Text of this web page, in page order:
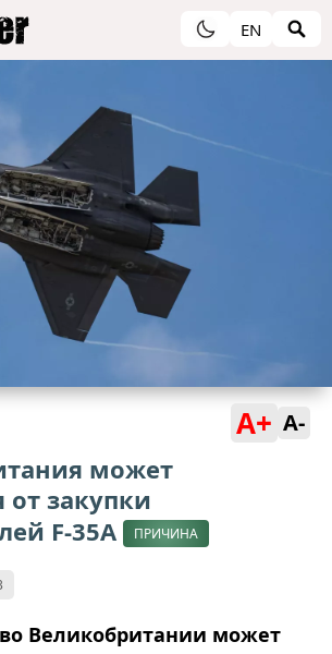
EN
A+ A-
может
от закупки
F-35A
ПРИЧИНА
Великобритании может